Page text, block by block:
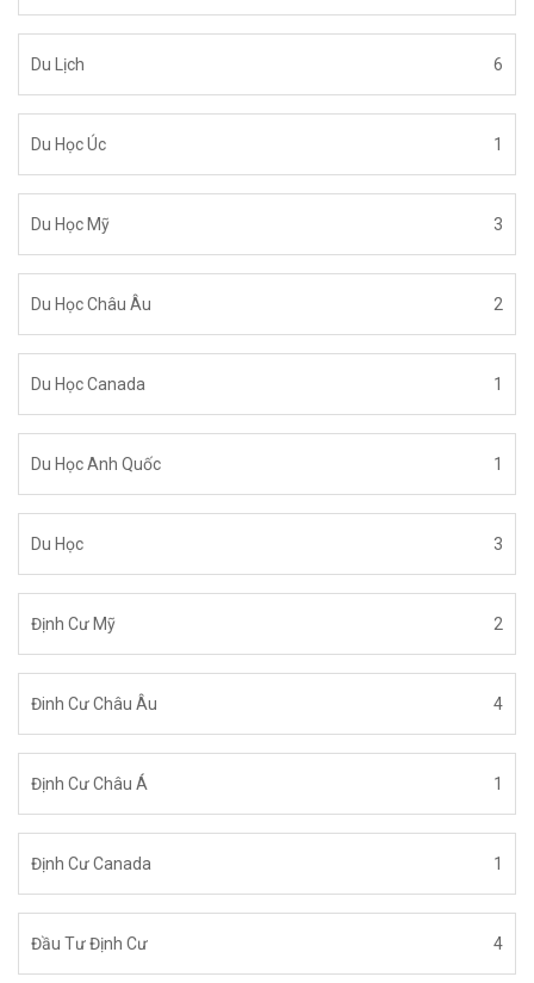
Du Lịch 6
Du Học Úc 1
Du Học Mỹ 3
Du Học Châu Âu 2
Du Học Canada 1
Du Học Anh Quốc 1
Du Học 3
Định Cư Mỹ 2
Đinh Cư Châu Âu 4
Định Cư Châu Á 1
Định Cư Canada 1
Đầu Tư Định Cư 4